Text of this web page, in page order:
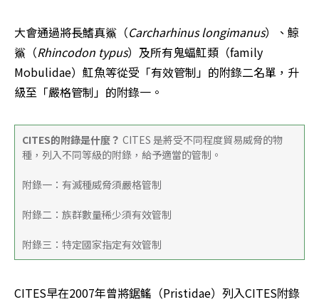
大會通過將長鰭真鯊（Carcharhinus longimanus）、鯨
鯊（Rhincodon typus）及所有鬼蝠魟類（family
Mobulidae）魟魚等從受「有效管制」的附錄二名單，升
級至「嚴格管制」的附錄一。
CITES的附錄是什麼？ CITES 是將受不同程度貿易威脅的物
種，列入不同等級的附錄，給予適當的管制。
附錄一：有滅種威脅須嚴格管制
附錄二：族群數量稀少須有效管制
附錄三：特定國家指定有效管制
CITES早在2007年曾將鋸鰩（Pristidae）列入CITES附錄